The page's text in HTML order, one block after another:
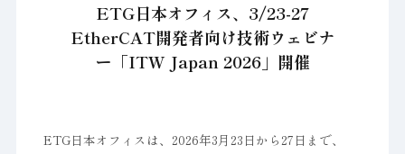
ETG日本オフィス、3/23-27
EtherCAT開発者向け技術ウェビナ
ー「ITW Japan 2026」開催
ETG日本オフィスは、2026年3月23日から27日まで、